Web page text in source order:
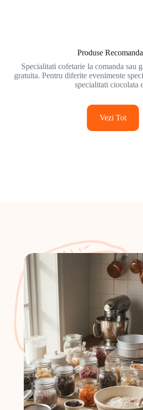
Produse
Specialitati cofetarie la comanda sau
gratuita. Pentru diferite evenimente
specialitati ciocolata
Vezi Tot